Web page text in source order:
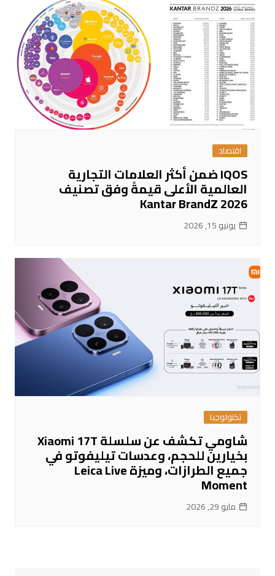
اقتصاد
IQOS ضمن أكثر العلامات التجارية
العالمية الأعلى قيمةً وفق تصنيف
Kantar BrandZ 2026
يونيو 15, 2026
تكنولوجيا
شاومي تكشف عن سلسلة Xiaomi 17T
بخيارين للحجم، وعدسات تيليفوتو في
جميع الطرازات، وميزة Leica Live
Moment
مايو 29, 2026